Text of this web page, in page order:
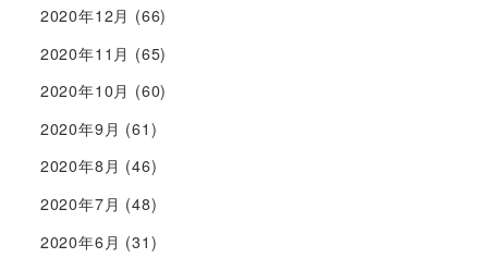
2020年12月 (66)
2020年11月 (65)
2020年10月 (60)
2020年9月 (61)
2020年8月 (46)
2020年7月 (48)
2020年6月 (31)